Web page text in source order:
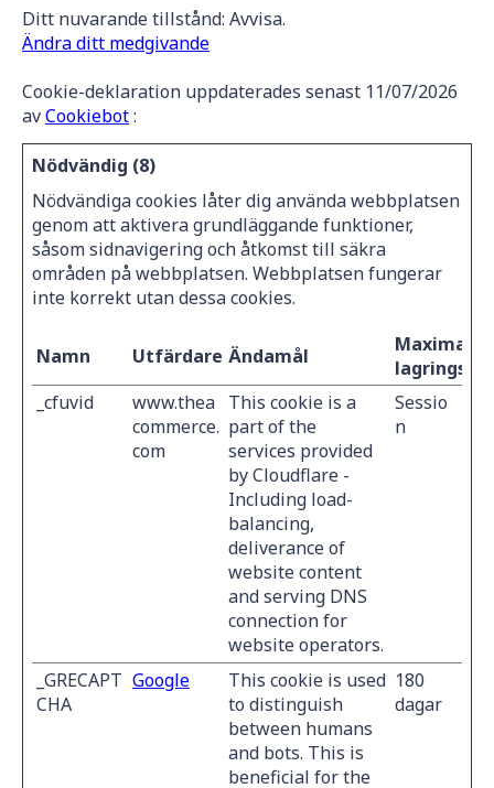
Ditt nuvarande tillstånd: Avvisa.
Ändra ditt medgivande
Cookie-deklaration uppdaterades senast 11/07/2026
avCookiebot:
Nödvändig (8)
Nödvändiga cookies låter dig använda webbplatsen
genom att aktivera grundläggande funktioner,
såsom sidnavigering och åtkomst till säkra
områden på webbplatsen. Webbplatsen fungerar
inte korrekt utan dessa cookies.
Namn Utfärdare Ändamål
Maximal
lagringstid
_cfuvid
www.thea
commerce.
com
This cookie is a
part of the
services provided
by Cloudflare -
Including load-
balancing,
deliverance of
website content
and serving DNS
connection for
website operators.
Sessio
n
_GRECAPT
CHA
Google
This cookie is used
to distinguish
between humans
and bots. This is
beneficial for the
180
dagar